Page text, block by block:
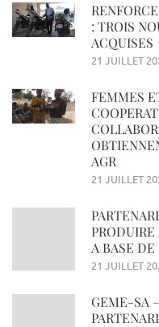
: TROIS
ACQUISES
21 JUILLET
FEMMES
AGR
21 JUILLET
A BASE DE
21 JUILLET
GEME-SA